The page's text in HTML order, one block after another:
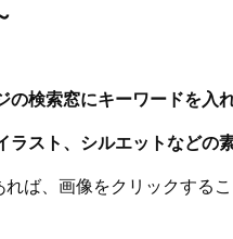
の検索窓にキーワードを入
スト、シルエットなどの
ば、画像をクリックする